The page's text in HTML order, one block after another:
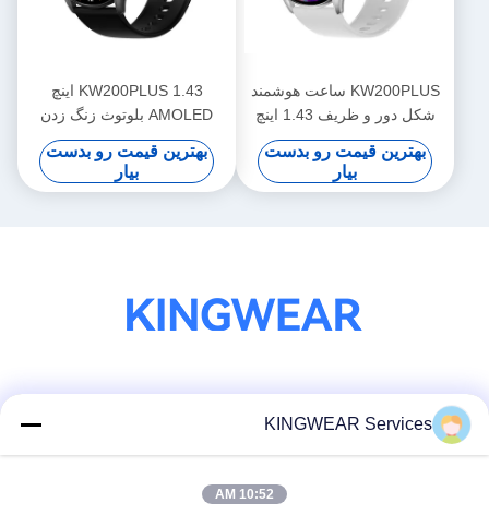
KW200PLUS ساعت هوشمند
شکل دور و ظریف 1.43 اینچ
بهترین قیمت رو بدست
بیار
KW200PLUS 1.43 اینچ
AMOLED بلوتوث زنگ زدن
ساعت هوشمند IP68 ضد آب
بهترین قیمت رو بدست
بیار
تماس سریع
KINGWEAR Services
10:52 AM